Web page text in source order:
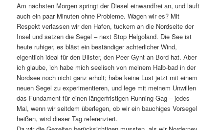
Am nächsten Morgen springt der Diesel einwandfrei an, und läuft
auch ein paar Minuten ohne Probleme. Wagen wir es? Mit
Respekt verlassen wir den Hafen, tuckern an die Nordseite der
Insel und setzen die Segel – next Stop Helgoland. Die See ist
heute ruhiger, es bläst ein beständiger achterlicher Wind,
eigentlich ideal für den Blister, den Peer Gynt an Bord hat. Aber
ich glaube, ich habe mich seelisch von meinem Halb-bad in der
Nordsee noch nicht ganz erholt; habe keine Lust jetzt mit einem
neuen Segel zu experimentieren, und lege mit meinem Unwillen
das Fundament für einen längerfristigen Running Gag – jedes
Mal, wenn wir seitdem überlegen, ob wir ein bauchiges Vorsegel
heißen, wird dieser Tag referenziert.